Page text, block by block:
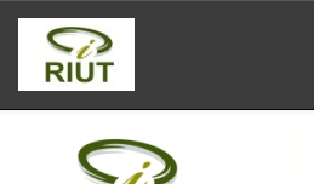
Skip
navigation